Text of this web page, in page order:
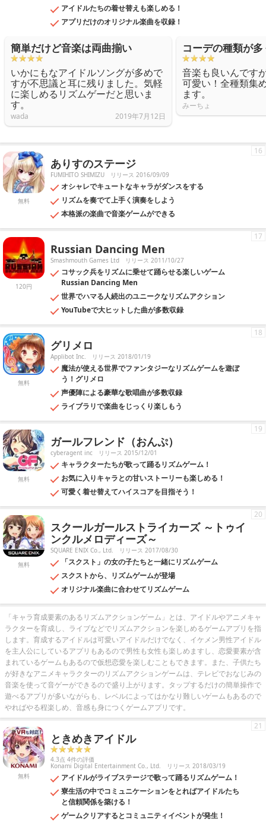
アイドルたちの着せ替えも楽しめる！
アプリだけのオリジナル楽曲を収録！
簡単だけど音楽は両曲揃い
いかにもなアイドルソングが多めで
すが不思議と耳に残りました。気軽
に楽しめるリズムゲーだと思いま
す。
wada 2019年7月12日
コーデの種類が
音楽も良いんです
可愛い！全種類集
ます。
みーちょ
無料
ありすのステージ
FUMIHITO SHIMIZU リリース 2016/09/09
オシャレでキュートなキャラがダンスをする
リズムを奏でて上手く演奏をしよう
本格派の楽曲で音楽ゲームができる
16
120円
Russian Dancing Men
Smashmouth Games Ltd リリース 2011/10/27
コサック兵をリズムに乗せて踊らせる楽しいゲーム
Russian Dancing Men
世界でハマる人続出のユニークなリズムアクション
YouTubeで大ヒットした曲が多数収録
17
無料
グリメロ
Applibot Inc. リリース 2018/01/19
魔法が使える世界でファンタジーなリズムゲームを遊ぼ
う！グリメロ
声優陣による豪華な歌唱曲が多数収録
ライブラリで楽曲をじっくり楽しもう
18
無料
ガールフレンド（おんぷ）
cyberagent inc リリース 2015/12/01
キャラクターたちが歌って踊るリズムゲーム！
お気に入りキャラとの甘いストーリーも楽しめる！
可愛く着せ替えてハイスコアを目指そう！
19
無料
スクールガールストライカーズ ～トゥイ
ンクルメロディーズ～
SQUARE ENIX Co., Ltd. リリース 2017/08/30
「スクスト」の女の子たちと一緒にリズムゲーム
スクストから、リズムゲームが登場
オリジナル楽曲に合わせてリズムゲーム
20
「キャラ育成要素のあるリズムアクションゲーム」とは、アイドルやアニメキャ
ラクターを育成し、ライブなどでリズムアクションを楽しめるゲームアプリを指
します。育成するアイドルは可愛いアイドルだけでなく、イケメン男性アイドル
を主人公にしているアプリもあるので男性も女性も楽しめますし、恋愛要素が含
まれているゲームもあるので仮想恋愛を楽しむこともできます。また、子供たち
が好きなアニメキャラクターのリズムアクションゲームは、テレビでおなじみの
音楽を使って音ゲーができるので盛り上がります。タップするだけの簡単操作で
遊べるアプリが多いながらも、レベルによってはかなり難しいゲームもあるので
やればやる程楽しめ、音感も身につくゲームアプリです。
無料
ときめきアイドル
4.3点 4件の評価
Konami Digital Entertainment Co., Ltd. リリース 2018/03/19
アイドルがライブステージで歌って踊るリズムゲーム！
寮生活の中でコミュニケーションをとればアイドルたち
と信頼関係を築ける！
ゲームクリアするとコミュニティイベントが発生！
21